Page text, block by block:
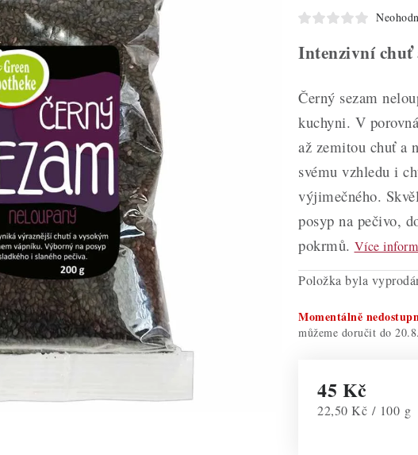
Intenzivní chuť
Černý sezam
kuchyni. V
až zemitou chuť a
svému vzhledu i
výjimečného.
posyp na pečivo,
pokrmů. Více
Položka byla
Momentálně
45 Kč
Měrná cena:
22,50 Kč / 100 g